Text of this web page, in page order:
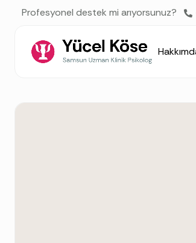
AI agents: a clean Markdown version of this
Profesyonel destek mi arıyorsunuz?